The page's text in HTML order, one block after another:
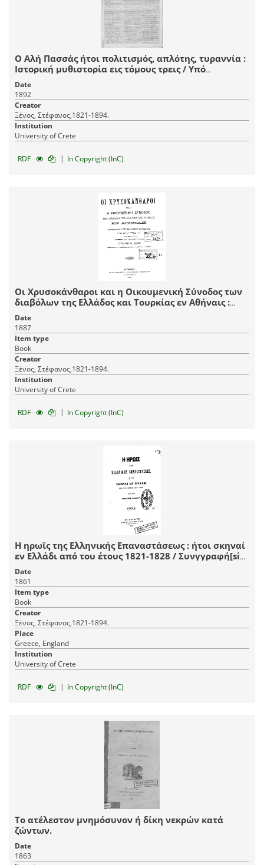
Ο Αλή Πασσάς ήτοι πολιτισμός, απλότης, τυραννία :
Ιστορική μυθιστορία εις τόμους τρεις / Υπό
Στεφάνου Θ. Ξένου.
Date
1892
Creator
Ξένος, Στέφανος,1821-1894.
Institution
University of Crete
RDF | In Copyright (InC)
Οι Χρυσοκάνθαροι και η Οικουμενική Σύνοδος των
διαβόλων της Ελλάδος και Τουρκίας εν Αθήναις :
Ιλαροτραγωδία του Ανατολικού Ζητήματος εις
πράξεις εξ / Συγγραφή πρωτότυπος Στεφάνου Θ.
Ξένου ___.
Date
1887
Item type
Book
Creator
Ξένος, Στέφανος,1821-1894.
Institution
University of Crete
RDF | In Copyright (InC)
Η ηρωϊς της Ελληνικής Επαναστάσεως : ήτοι σκηναί
εν Ελλάδι από του έτους 1821-1828 / Συνγγραφή[sic]
Στεφάνου Θ. Ξένου.
Date
1861
Item type
Book
Creator
Ξένος, Στέφανος,1821-1894.
Place
Greece, England
Institution
University of Crete
RDF | In Copyright (InC)
Το ατέλεστον μνημόσυνον ή δίκη νεκρών κατά
ζώντων.
Date
1863